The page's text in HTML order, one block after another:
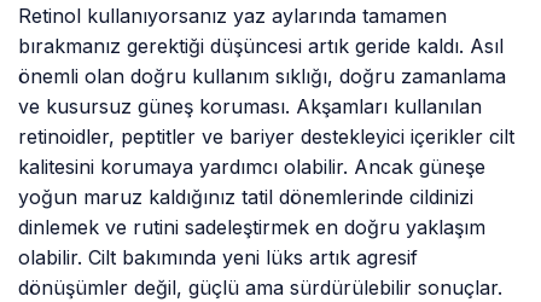
Retinol kullanıyorsanız yaz aylarında tamamen
bırakmanız gerektiği düşüncesi artık geride kaldı. Asıl
önemli olan doğru kullanım sıklığı, doğru zamanlama
ve kusursuz güneş koruması. Akşamları kullanılan
retinoidler, peptitler ve bariyer destekleyici içerikler cilt
kalitesini korumaya yardımcı olabilir. Ancak güneşe
yoğun maruz kaldığınız tatil dönemlerinde cildinizi
dinlemek ve rutini sadeleştirmek en doğru yaklaşım
olabilir. Cilt bakımında yeni lüks artık agresif
dönüşümler değil, güçlü ama sürdürülebilir sonuçlar.